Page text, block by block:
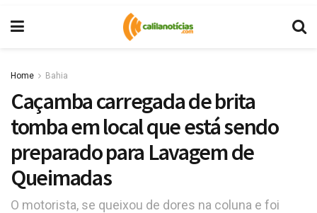
Home Bahia
Caçamba carregada de brita
tomba em local que está sendo
preparado para Lavagem de
Queimadas
O motorista, se queixou de dores na coluna e foi